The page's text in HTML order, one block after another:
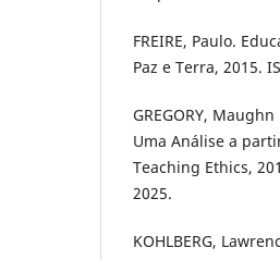
FREIRE, Paulo.
Paz e Terra, 2015.
GREGORY,
Uma Análise a
Teaching Ethics,
2025.
KOHLBERG,